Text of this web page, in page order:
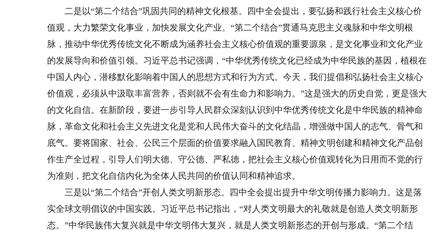
二是以“第二个结合”巩固共同的精神文化根基。四中全会提出，要弘扬和践行社会主义核心价
值观，大力繁荣文化事业，加快发展文化产业。“第二个结合”贯通马克思主义魂脉和中华文明根
脉，推动中华优秀传统文化不断成为涵养社会主义核心价值观的重要源泉，是文化事业和文化产业
的发展导向和价值引领。习近平总书记强调，“中华优秀传统文化已经成为中华民族的基因，植根在
中国人内心，潜移默化影响着中国人的思想方式和行为方式。今天，我们提倡和弘扬社会主义核心
价值观，必须从中汲取丰富营养，否则就不会有生命力和影响力。”这是强大的历史自觉，更是强大
的文化自信。在新阶段，要进一步引导人民群众深刻认识到中华优秀传统文化是中华民族的精神命
脉，革命文化和社会主义先进文化是党和人民伟大奋斗的文化结晶，增强做中国人的志气、骨气和
底气。要将国家、社会、公民三个层面的价值要求融入国民教育、精神文明创建和精神文化产品创
作生产全过程，引导人们明大德、守公德、严私德，把社会主义核心价值观转化为日用而不觉的行
为准则，把文化自信内化为全体人民共同的价值认同和精神追求。
三是以“第二个结合”开创人类文明新形态。四中全会提出提升中华文明传播力影响力。这是落
实全球文明倡议的中国实践。习近平总书记指出，“对人类文明最大的礼敬就是创造人类文明新形
态。”中华民族伟大复兴就是中华文明伟大复兴，就是人类文明新形态的开创与形成。“第二个结